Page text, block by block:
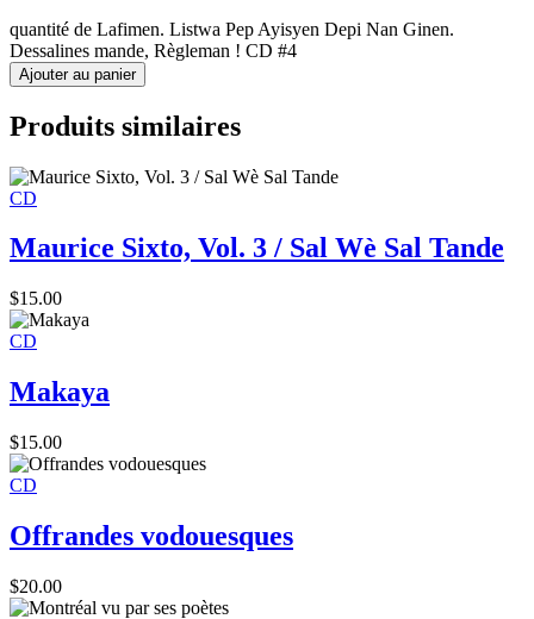
quantité de Lafimen. Listwa Pep Ayisyen Depi Nan Ginen.
Dessalines mande, Règleman ! CD #4
Ajouter au panier
Produits similaires
CD
Maurice Sixto, Vol. 3 / Sal Wè Sal Tande
$15.00
CD
Makaya
$15.00
CD
Offrandes vodouesques
$20.00